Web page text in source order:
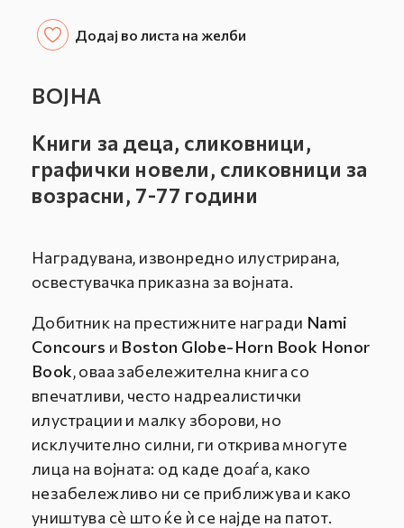
Додај во листа на желби
ВОЈНА
Книги за деца, сликовници,
графички новели, сликовници за
возрасни, 7-77 години
Наградувана, извонредно илустрирана,
освестувачка приказна за војната.
Добитник на престижните награди Nami
Concours и Boston Globe-Horn Book Honor
Book, оваа забележителна книга со
впечатливи, често надреалистички
илустрации и малку зборови, но
исклучително силни, ги открива многуте
лица на војната: од каде доаѓа, како
незабележливо ни се приближува и како
уништува сè што ќе ѝ се најде на патот.